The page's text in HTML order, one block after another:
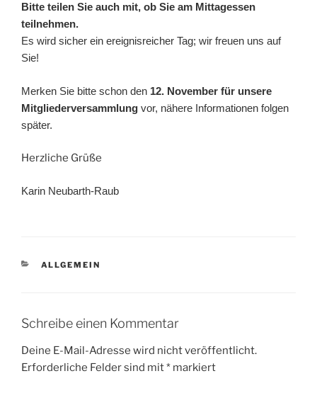
Bitte teilen Sie auch mit, ob Sie am Mittagessen
teilnehmen.
Es wird sicher ein ereignisreicher Tag; wir freuen uns auf
Sie!
Merken Sie bitte schon den 12. November für unsere
Mitgliederversammlung vor, nähere Informationen folgen
später.
Herzliche Grüße
Karin Neubarth-Raub
KATEGORIEN
ALLGEMEIN
Schreibe einen Kommentar
Deine E-Mail-Adresse wird nicht veröffentlicht.
Erforderliche Felder sind mit* markiert